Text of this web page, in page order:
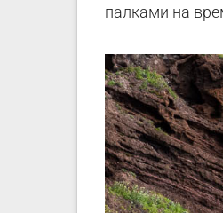
палками на